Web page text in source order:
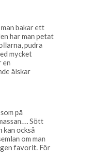
bakar ett
har man petat
pudra
mycket
en
älskar
på
Sött
kan också
om man
favorit. För